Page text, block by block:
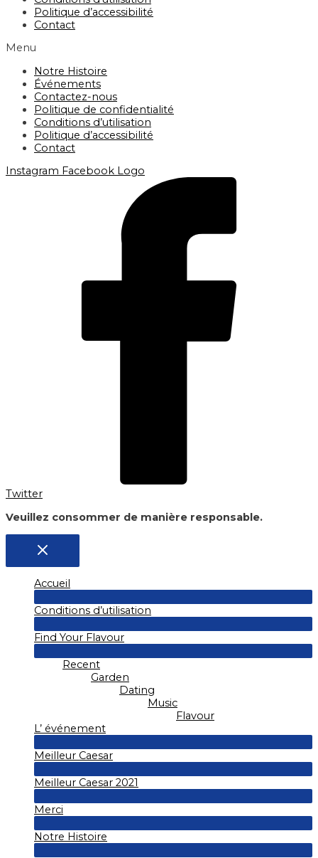
Politique d’accessibilité
Contact
Menu
Notre Histoire
Événements
Contactez-nous
Politique de confidentialité
Conditions d’utilisation
Politique d’accessibilité
Contact
Instagram Facebook Logo
Twitter
Veuillez consommer de manière responsable.
Accueil
Permutateur
Menu
Conditions d’utilisation
Permutateur
Menu
Find Your Flavour
Permutateur
Recent
Garden
Dating
Music
Flavour
L’ événement
Permutateur
Menu
Meilleur Caesar
Permutateur
Menu
Meilleur Caesar 2021
Permutateur
Menu
Merci
Permutateur
Menu
Notre Histoire
Permutateur